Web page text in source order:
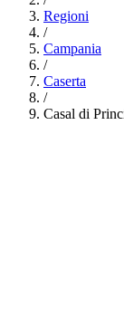
Regioni
/
Campania
/
Caserta
/
Casal di